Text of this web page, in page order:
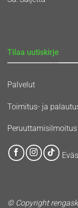
Tilaa uutiskirje
Palvelut
Toimitus- ja
Peruuttamisilmoitus
© Copyright